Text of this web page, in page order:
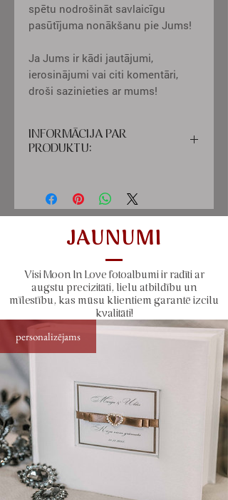
spētu nodrošināt savlaicīgu
pasūtījuma nonākšanu pie Jums!
Ja Jums ir kādi jautājumi,
ierosinājumi vai citi komentāri,
droši sazinieties ar mums!
INFORMĀCIJA PAR
PRODUKTU:
- augstas kvalitātes materiāls, ko
ir viegli kopt
Iekšpuse– klasiskas un elegantas
krēmkrāsas loksnes ar vieglu
Jūsu fotogrāfijas no mitruma;
Izmērs:35 x 35 cm
Lapaspušu skaits:60 loksnes, 120
Ietilpība:
Šajā foto albumā var
ievietot līdz 720 fotogrāfijām, kuras ir
izmērā 10 x 15 cm. Fotogrāfijas var
zīmuli, abpusējo skoču vai
speciālajiem “stūrīšiem”, kas
paredzēti fotogrāfiju pielīmēšanai.
Stūrīšus var iegādāties pie mums!
JAUNUMI
Visi Moon In Love fotoalbumi ir radīti ar
augstu precizitāti, lielu atbildību un
mīlestību, kas mūsu klientiem garantē izcilu
kvalitāti!
personalizējams